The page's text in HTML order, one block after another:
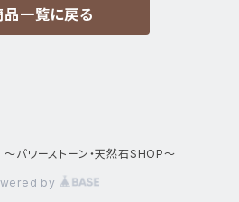
品一覧に戻る
ワーストーン・天然石SHOP～
by